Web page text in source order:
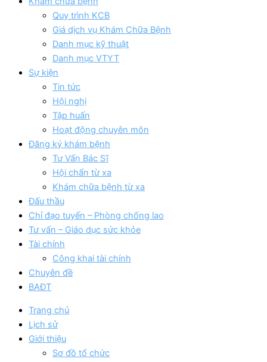
Quy trình KCB
Giá dịch vụ Khám Chữa Bệnh
Danh mục kỹ thuật
Danh mục VTYT
Sự kiện
Tin tức
Hội nghị
Tập huấn
Hoạt động chuyên môn
Đăng ký khám bệnh
Tư Vấn Bác Sĩ
Hội chẩn từ xa
Khám chữa bệnh từ xa
Đấu thầu
Chỉ đạo tuyến – Phòng chống lao
Tư vấn – Giáo dục sức khỏe
Tài chính
Công khai tài chính
Chuyên đề
BAĐT
Trang chủ
Lịch sử
Giới thiệu
Sơ đồ tổ chức